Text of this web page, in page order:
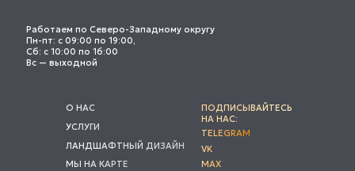
ПОДПИСЫВАЙТЕСЬ
НА НАС:
VK
MAX
TELEGRAM
МЫ НА КАРТЕ
ЛАНДШАФТНЫЙ ДИЗАЙН
УСЛУГИ
О НАС
Работаем по Северо-Западному округу
Пн-пт: с 09:00 по 19:00,
Сб: с 10:00 по 16:00
Вс — выходной